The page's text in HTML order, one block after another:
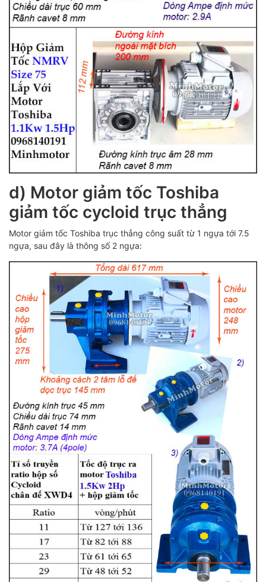
d) Motor giảm tốc Toshiba
giảm tốc cycloid trục thẳng
Motor giảm tốc Toshiba trục thẳng công suất từ 1 ngựa tới 7.5
ngựa, sau đây là thông số 2 ngựa: